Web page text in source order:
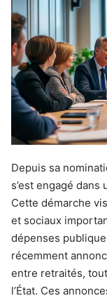
Depuis sa
s’est engagé
Cette démarche
et sociaux
dépenses
récemment
entre retraités,
l’État. Ces